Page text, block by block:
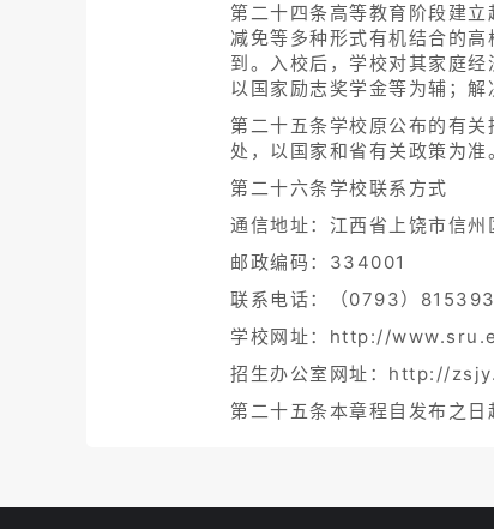
第二十四条高等教育阶段建
减免等多种形式有机结合的
到。入校后，学校对其家庭
以国家励志奖学金等为辅；解
第二十五条学校原公布的有
处，以国家和省有关政策为准
第二十六条学校联系方式
通信地址：江西省上饶市
邮政编码：334001
联系电话：（0793）
学校网址：http://
招生办公室网址：http://
第二十五条本章程自发布之日